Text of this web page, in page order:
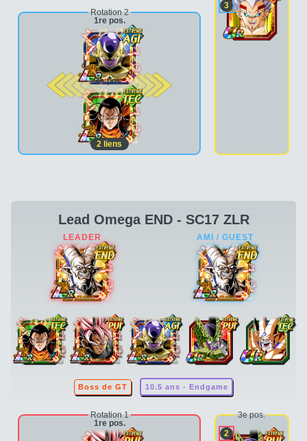
Rotation 2
1re pos.
2e pos.
2 liens
3
Lead Omega END - SC17 ZLR
Boss de GT 10.5 ans - Endgame
Rotation 1
1re pos.
3e pos.
2